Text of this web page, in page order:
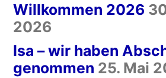
Willkommen 2026
2026
Isa – wir haben
genommen 25. Mai